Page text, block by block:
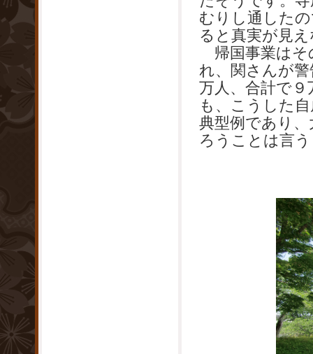
むりし通した
ると真実が見
帰国事業はそ
れ、関さんが
万人、合計で
も、こうした
典型例であり
ろうことは言